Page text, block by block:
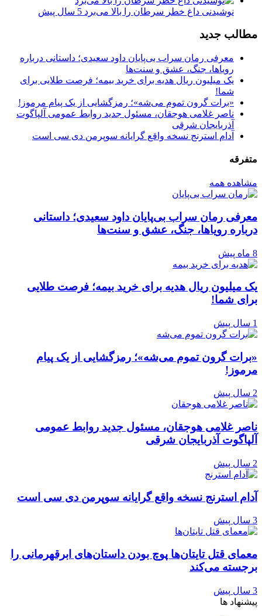
نوشیدنی داغ خطر سرطان را بالا می‌برد 5 سال پیش
مطالب جدید
معرفی رمان سراب بی‌پایان داود سعیدی؛ داستانی درباره
رویاها، جنگ، عشق و سنت‌ها
یک میلیون ریال هدیه برای خرید بیمه؛ فرصت طلایی برای
شما!
«برات گرون تموم می‌شه»؛ رمزگشایی از یک پیام مرموز!
ناصر غلامی هوجقان، مسئول جدید روابط عمومی آلپاگوت
آذربایجان شرقی
آدام استرنج نسخه واقع گرایانه سوپرمن دی سی است
متفرقه
مشاهده همه
معرفی رمان سراب بی‌پایان داود سعیدی؛ داستانی
درباره رویاها، جنگ، عشق و سنت‌ها
8 ماه پیش
یک میلیون ریال هدیه برای خرید بیمه؛ فرصت طلایی
برای شما!
1 سال پیش
«برات گرون تموم می‌شه»؛ رمزگشایی از یک پیام
مرموز!
2 سال پیش
ناصر غلامی هوجقان، مسئول جدید روابط عمومی
آلپاگوت آذربایجان شرقی
2 سال پیش
آدام استرنج نسخه واقع گرایانه سوپرمن دی سی است
3 سال پیش
معمای قتل تایتان‌ها پوچ بودن داستان‌های ابرقهرمانی را
برجسته می‌کند
3 سال پیش
پیشنهاد ها